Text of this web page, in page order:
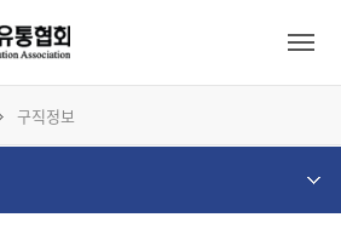
구직정보